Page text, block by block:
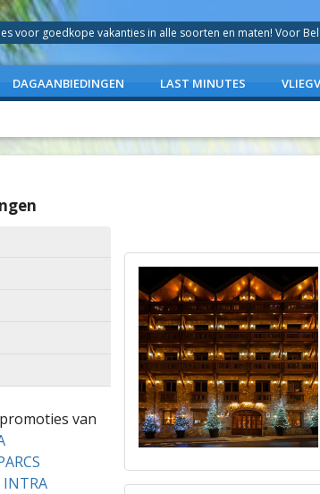
voor goedkope vakanties in alle soorten en maten! Voor
DAGAANBIEDINGEN LAST MINUTES
van
INTRA